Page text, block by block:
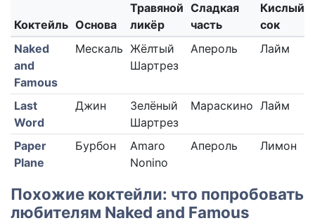
Коктейль Основа
Травяной
ликёр
Сладкая
часть
Кислый
сок
Naked
and
Famous
Мескаль Жёлтый
Шартрез
Апероль Лайм
Last
Word
Джин
Зелёный
Шартрез
Мараскино Лайм
Paper
Plane
Бурбон
Amaro
Nonino
Апероль Лимон
Похожие коктейли: что попробовать
любителям Naked and Famous